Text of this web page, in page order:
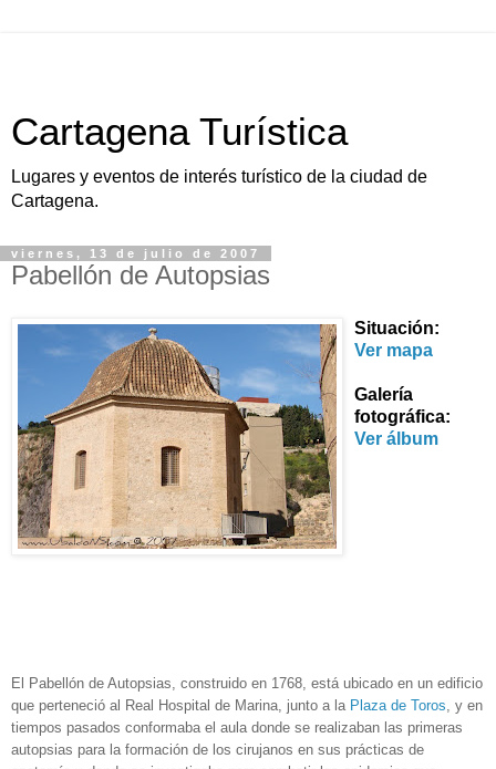
Cartagena Turística
Lugares y eventos de interés turístico de la ciudad de
Cartagena.
viernes, 13 de julio de 2007
Pabellón de Autopsias
Situación:
Ver mapa
Galería
fotográfica:
Ver álbum
El Pabellón de Autopsias, construido en 1768, está ubicado en un edificio
que perteneció al Real Hospital de Marina, junto a la Plaza de Toros , y en
tiempos pasados conformaba el aula donde se realizaban las primeras
autopsias para la formación de los cirujanos en sus prácticas de